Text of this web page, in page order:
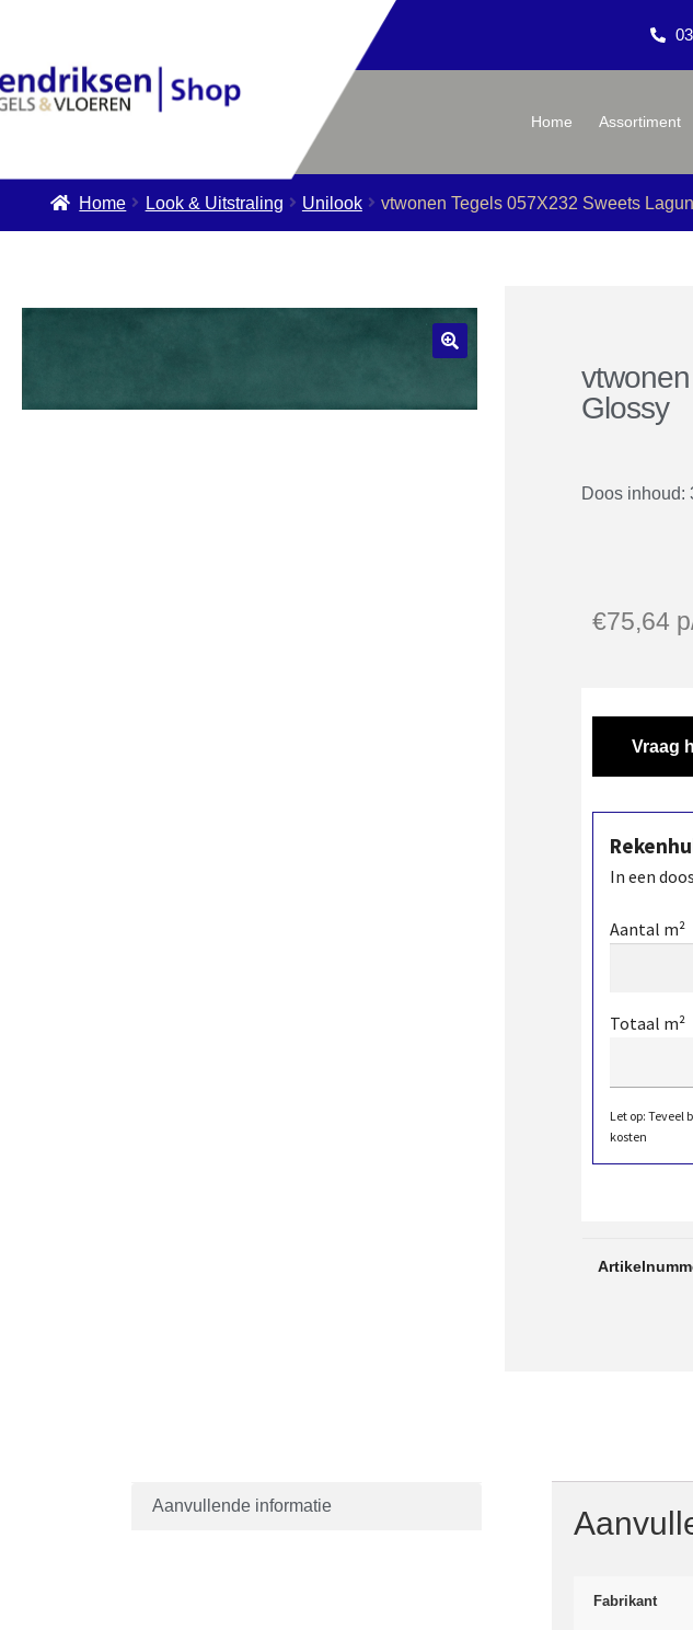
Home Assortiment
Home Look & Uitstraling Unilook vtwonen Tegels 057X232 Sweets
Glossy
Doos inhoud:
€75,64
Vraag
In een
Aantal m²
Totaal m²
Let op:
kosten
Aanvullende informatie
Fabrikant